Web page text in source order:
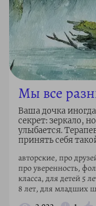
Мы все
Ваша дочка
секрет: зеркало,
улыбается.
принять себя
авторские, про
про уверенность,
класса, для детей 5
8 лет, для младших